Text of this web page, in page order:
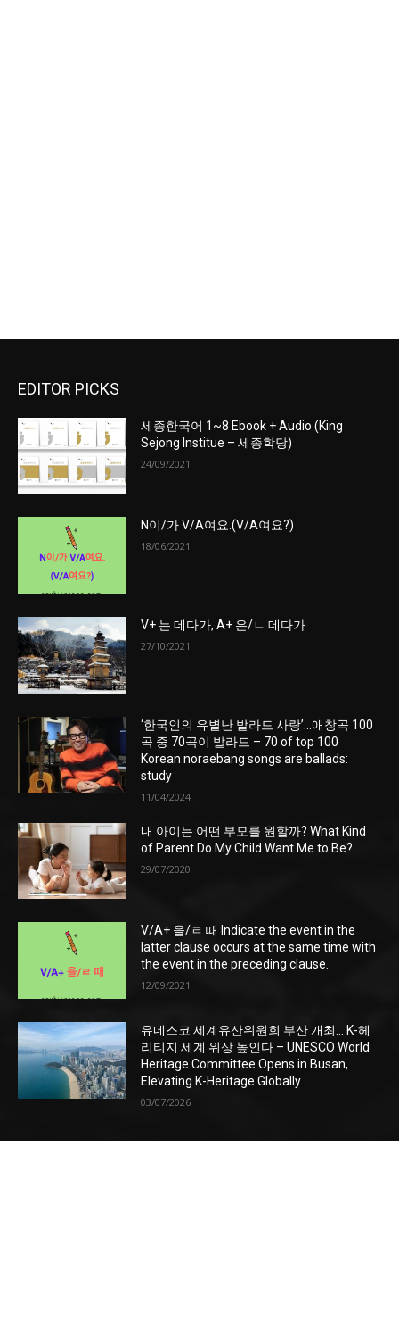
EDITOR PICKS
세종한국어 1~8 Ebook + Audio (King
Sejong Institue – 세종학당)
24/09/2021
N이/가 V/A여요.(V/A여요?)
18/06/2021
V+ 는 데다가, A+ 은/ㄴ 데다가
27/10/2021
‘한국인의 유별난 발라드 사랑’…애창곡 100
곡 중 70곡이 발라드 – 70 of top 100
Korean noraebang songs are ballads:
study
11/04/2024
내 아이는 어떤 부모를 원할까? What Kind
of Parent Do My Child Want Me to Be?
29/07/2020
V/A+ 을/ㄹ 때 Indicate the event in the
latter clause occurs at the same time with
the event in the preceding clause.
12/09/2021
유네스코 세계유산위원회 부산 개최… K-헤
리티지 세계 위상 높인다 – UNESCO World
Heritage Committee Opens in Busan,
Elevating K-Heritage Globally
03/07/2026